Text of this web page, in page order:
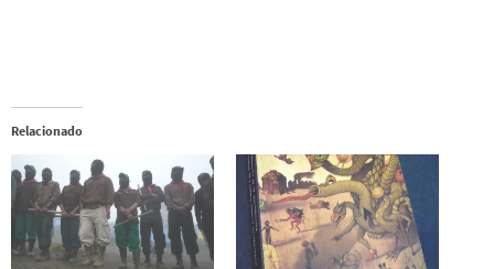
Relacionado